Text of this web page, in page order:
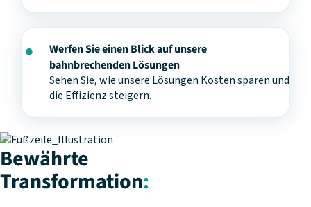
Werfen Sie einen Blick auf unsere
bahnbrechenden Lösungen
Sehen Sie, wie unsere Lösungen Kosten sparen und
die Effizienz steigern.
Bewährte
Transformation: